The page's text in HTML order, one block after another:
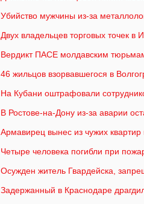
Убийство мужчины из-за
Двух владельцев торговых точек в
Вердикт ПАСЕ молдавским
46 жильцов взорвавшегося в
На Кубани оштрафовали
В Ростове-на-Дону из-за аварии
Армавирец вынес из чужих
Четыре человека погибли при
Осужден житель Гвардейска,
Задержанный в Краснодаре